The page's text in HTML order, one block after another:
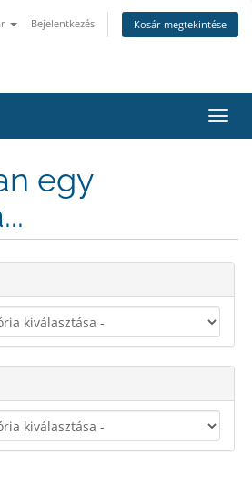
Bejelentkezés Kosár megtekintése
egy